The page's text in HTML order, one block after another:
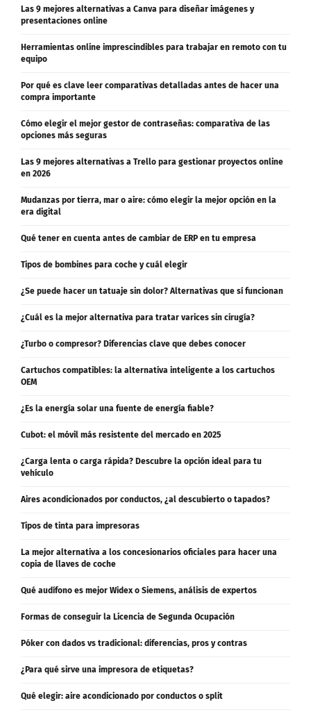
Las 9 mejores alternativas a Canva para diseñar imágenes y
presentaciones online
Herramientas online imprescindibles para trabajar en remoto con tu
equipo
Por qué es clave leer comparativas detalladas antes de hacer una
compra importante
Cómo elegir el mejor gestor de contraseñas: comparativa de las
opciones más seguras
Las 9 mejores alternativas a Trello para gestionar proyectos online
en 2026
Mudanzas por tierra, mar o aire: cómo elegir la mejor opción en la
era digital
Qué tener en cuenta antes de cambiar de ERP en tu empresa
Tipos de bombines para coche y cuál elegir
¿Se puede hacer un tatuaje sin dolor? Alternativas que sí funcionan
¿Cuál es la mejor alternativa para tratar varices sin cirugía?
¿Turbo o compresor? Diferencias clave que debes conocer
Cartuchos compatibles: la alternativa inteligente a los cartuchos
OEM
¿Es la energía solar una fuente de energía fiable?
Cubot: el móvil más resistente del mercado en 2025
¿Carga lenta o carga rápida? Descubre la opción ideal para tu
vehículo
Aires acondicionados por conductos, ¿al descubierto o tapados?
Tipos de tinta para impresoras
La mejor alternativa a los concesionarios oficiales para hacer una
copia de llaves de coche
Qué audífono es mejor Widex o Siemens, análisis de expertos
Formas de conseguir la Licencia de Segunda Ocupación
Póker con dados vs tradicional: diferencias, pros y contras
¿Para qué sirve una impresora de etiquetas?
Qué elegir: aire acondicionado por conductos o split